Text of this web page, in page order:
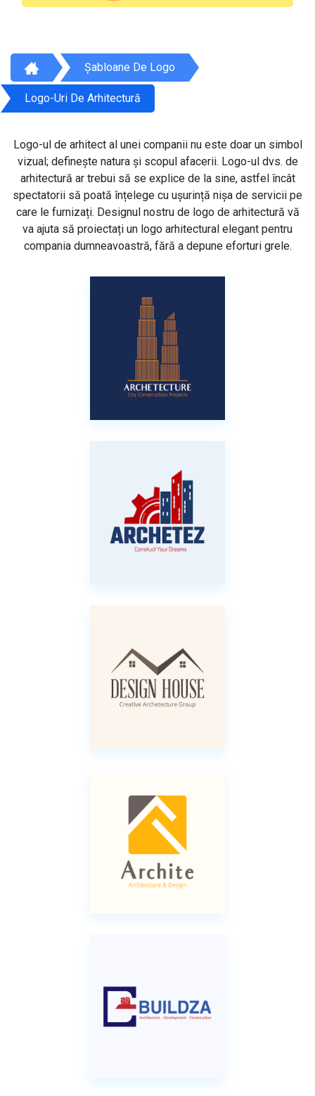
Șabloane De Logo
Logo-Uri De Arhitectură
Logo-ul de arhitect al unei companii nu este doar un simbol
vizual; definește natura și scopul afacerii. Logo-ul dvs. de
arhitectură ar trebui să se explice de la sine, astfel încât
spectatorii să poată înțelege cu ușurință nișa de servicii pe
care le furnizați. Designul nostru de logo de arhitectură vă
va ajuta să proiectați un logo arhitectural elegant pentru
compania dumneavoastră, fără a depune eforturi grele.